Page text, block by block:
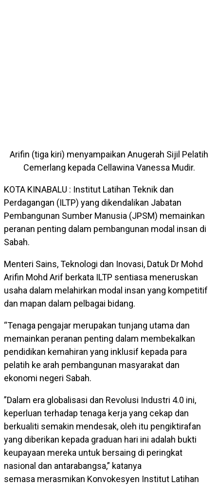
Arifin (tiga kiri) menyampaikan Anugerah Sijil Pelatih
Cemerlang kepada Cellawina Vanessa Mudir.
KOTA KINABALU : Institut Latihan Teknik dan
Perdagangan (ILTP) yang dikendalikan Jabatan
Pembangunan Sumber Manusia (JPSM) memainkan
peranan penting dalam pembangunan modal insan di
Sabah.
Menteri Sains, Teknologi dan Inovasi, Datuk Dr Mohd
Arifin Mohd Arif berkata ILTP sentiasa meneruskan
usaha dalam melahirkan modal insan yang kompetitif
dan mapan dalam pelbagai bidang.
“Tenaga pengajar merupakan tunjang utama dan
memainkan peranan penting dalam membekalkan
pendidikan kemahiran yang inklusif kepada para
pelatih ke arah pembangunan masyarakat dan
ekonomi negeri Sabah.
”Dalam era globalisasi dan Revolusi Industri 4.0 ini,
keperluan terhadap tenaga kerja yang cekap dan
berkualiti semakin mendesak, oleh itu pengiktirafan
yang diberikan kepada graduan hari ini adalah bukti
keupayaan mereka untuk bersaing di peringkat
nasional dan antarabangsa,” katanya
semasa merasmikan Konvokesyen Institut Latihan